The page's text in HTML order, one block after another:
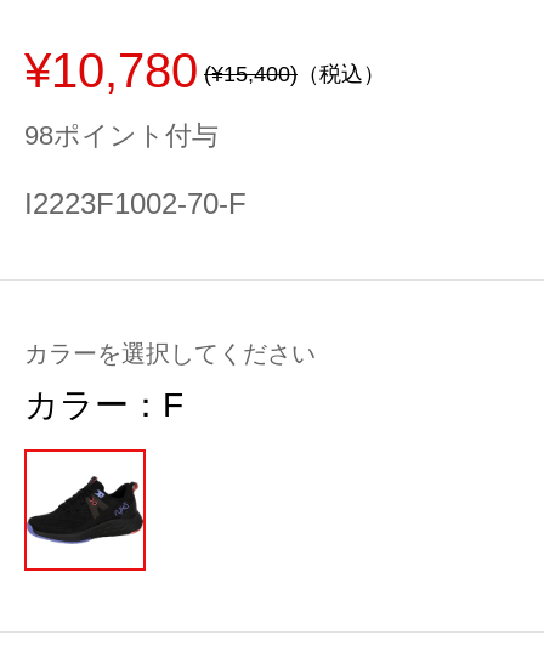
¥10,780 (¥15,400) （税込）
98ポイント付与
I2223F1002-70-F
カラーを選択してください
カラー： F